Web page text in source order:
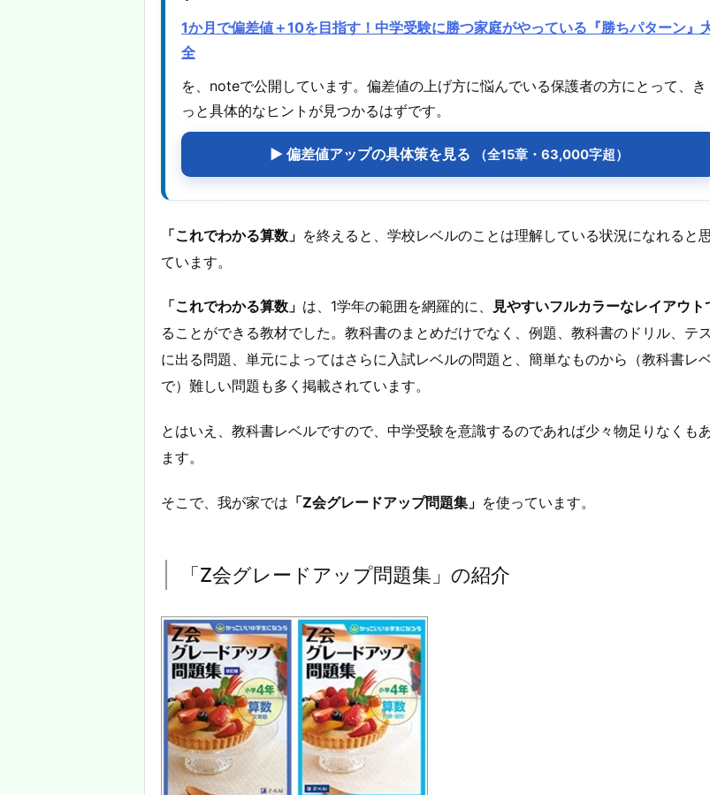
1か月で偏差値＋10を目指す！中学受験に勝つ家庭がやっている『勝ちパターン』
全
を、noteで公開しています。偏差値の上げ方に悩んでいる保護者の方にとって、き
っと具体的なヒントが見つかるはずです。
▶ 偏差値アップの具体策を見る （全15章・63,000字超）
「これでわかる算数」 を終えると、学校レベルのことは理解している状況になれると
ています。
「これでわかる算数」 は、1学年の範囲を網羅的に、 見やすいフルカラーなレイアウト
ることができる教材でした。教科書のまとめだけでなく、例題、教科書のドリル、テ
に出る問題、単元によってはさらに入試レベルの問題と、簡単なものから（教科書レ
で）難しい問題も多く掲載されています。
とはいえ、教科書レベルですので、中学受験を意識するのであれば少々物足りなくも
ます。
そこで、我が家では 「Z会グレードアップ問題集」 を使っています。
「Z会グレードアップ問題集」の紹介